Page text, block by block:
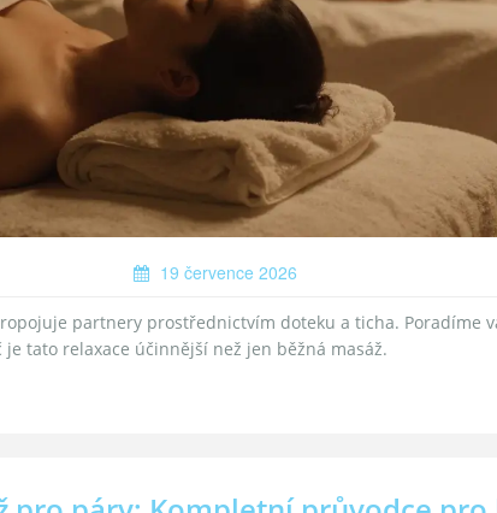
19 července 2026
partnery prostřednictvím doteku a ticha. Poradíme
je tato relaxace účinnější než jen běžná masáž.